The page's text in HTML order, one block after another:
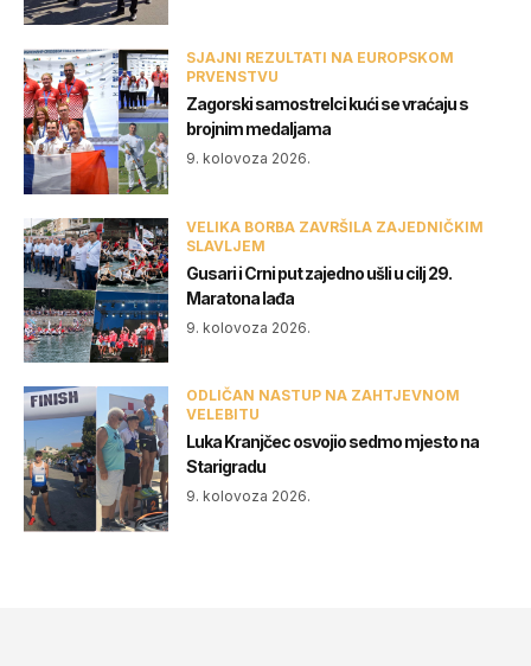
SJAJNI REZULTATI NA EUROPSKOM
PRVENSTVU
Zagorski samostrelci kući se vraćaju s
brojnim medaljama
9. kolovoza 2026.
VELIKA BORBA ZAVRŠILA ZAJEDNIČKIM
SLAVLJEM
Gusari i Crni put zajedno ušli u cilj 29.
Maratona lađa
9. kolovoza 2026.
ODLIČAN NASTUP NA ZAHTJEVNOM
VELEBITU
Luka Kranjčec osvojio sedmo mjesto na
Starigradu
9. kolovoza 2026.